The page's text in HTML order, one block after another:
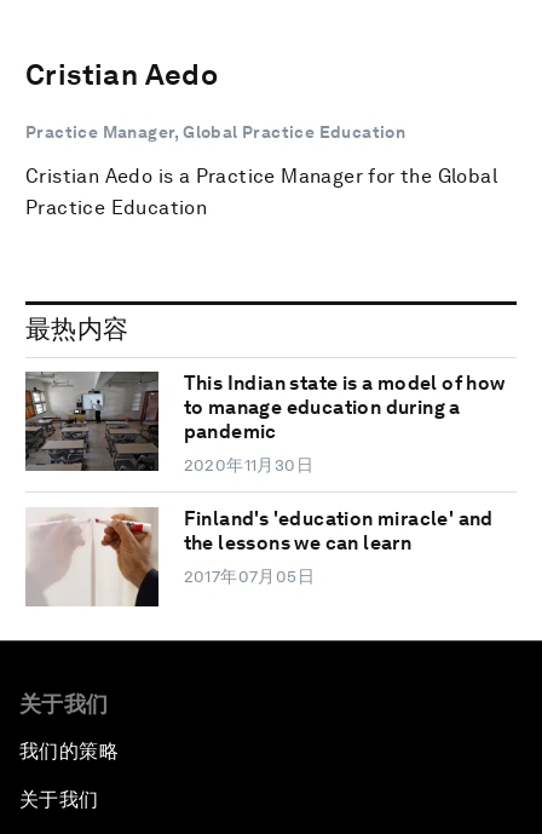
Cristian Aedo
Practice Manager, Global Practice Education
Cristian Aedo is a Practice Manager for the Global
Practice Education
最热内容
This Indian state is a model of how
to manage education during a
pandemic
2020年11月30日
Finland's 'education miracle' and
the lessons we can learn
2017年07月05日
关于我们
我们的策略
关于我们